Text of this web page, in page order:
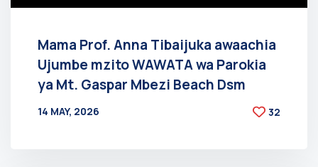
Mama Prof. Anna Tibaijuka awaachia
Ujumbe mzito WAWATA wa Parokia
ya Mt. Gaspar Mbezi Beach Dsm
14 MAY, 2026
32